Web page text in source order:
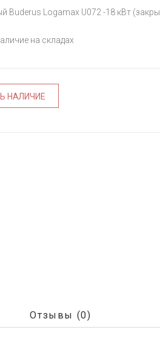
Buderus Logamax U072 -18 кВт
на складах
НАЛИЧИЕ
Отзывы (0)